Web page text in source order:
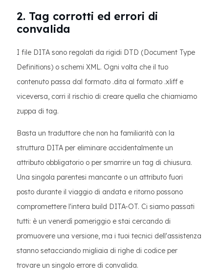
2. Tag corrotti ed errori di
convalida
I file DITA sono regolati da rigidi DTD (Document Type
Definitions) o schemi XML. Ogni volta che il tuo
contenuto passa dal formato .dita al formato .xliff e
viceversa, corri il rischio di creare quella che chiamiamo
zuppa di tag.
Basta un traduttore che non ha familiarità con la
struttura DITA per eliminare accidentalmente un
attributo obbligatorio o per smarrire un tag di chiusura.
Una singola parentesi mancante o un attributo fuori
posto durante il viaggio di andata e ritorno possono
compromettere l'intera build DITA-OT. Ci siamo passati
tutti: è un venerdì pomeriggio e stai cercando di
promuovere una versione, ma i tuoi tecnici dell'assistenza
stanno setacciando migliaia di righe di codice per
trovare un singolo errore di convalida.